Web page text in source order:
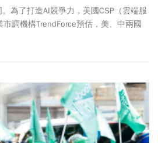
為了打造AI競爭力，美國CSP（雲端服
調機構TrendForce預估，美、中兩國
千億美元（約二十二兆新台幣）進行基
要戰略物資。